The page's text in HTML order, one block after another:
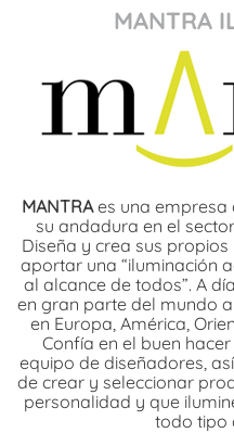
MANTRA
MANTRAes una empresa
su andadura en el
Diseña y crea sus
aportar una “iluminación
al alcance de todos”. A
en gran parte del mundo
en Europa, América,
Confía en el buen
equipo de diseñadores,
de crear y seleccionar
personalidad y que
todo tipo